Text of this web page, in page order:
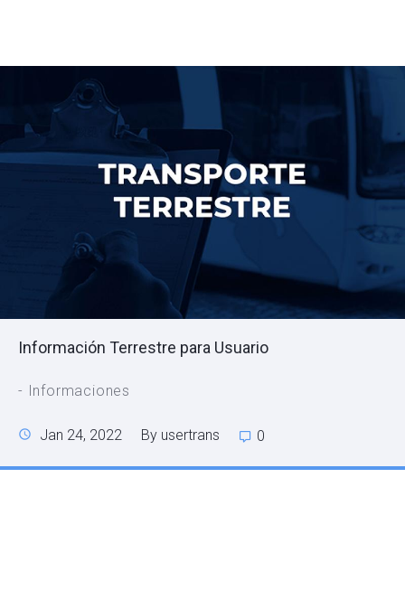
Información Terrestre para Usuario
- Informaciones
Jan 24, 2022 By usertrans 0